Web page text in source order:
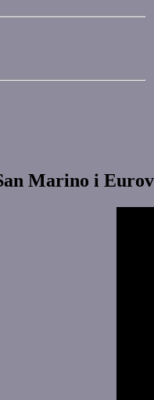
Marino i